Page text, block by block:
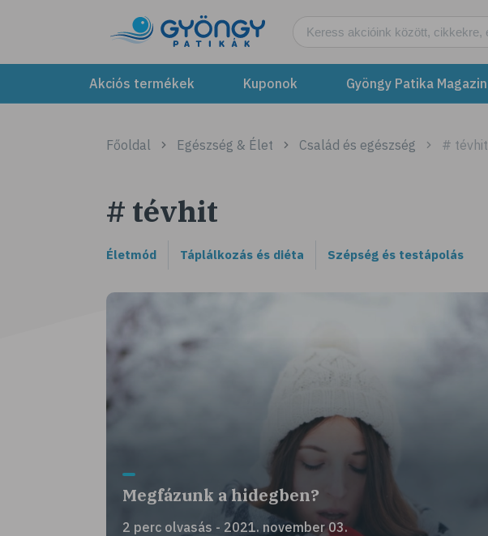
Akciós termékek Kuponok Gyöngy Patika Magazin
Főoldal Egészség & Élet Család és egészség # tévhit
# tévhit
Életmód Táplálkozás és diéta Szépség és testápolás
Megfázunk a hidegben?
2 perc olvasás - 2021. november 03.